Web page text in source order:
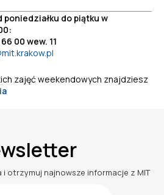
do piątku w
00 wew. 11
zajęć weekendowych znajdziesz
i otrzymuj najnowsze informacje z MIT